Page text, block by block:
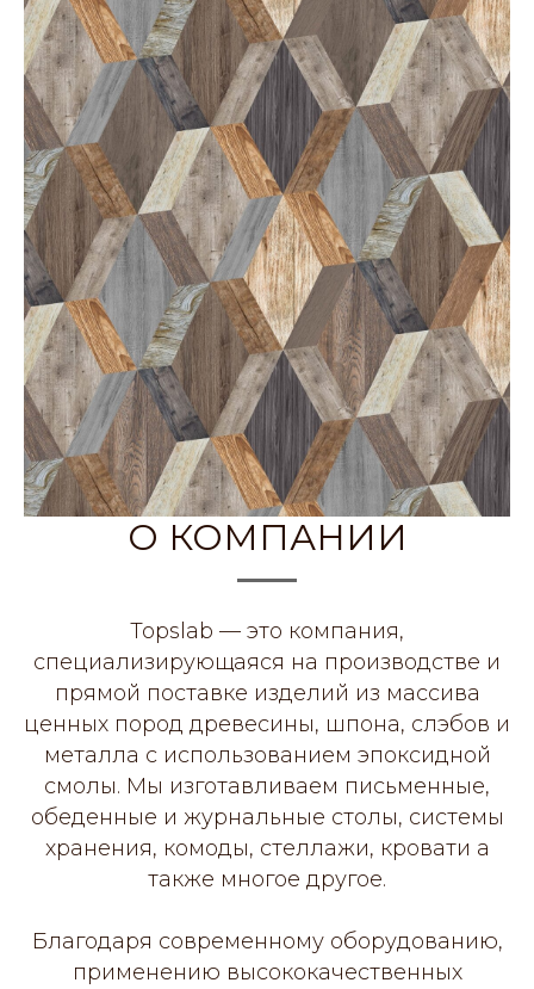
О КОМПАНИИ
Topslab — это компания,
специализирующаяся на производстве и
прямой поставке изделий из массива
ценных пород древесины, шпона, слэбов и
металла с использованием эпоксидной
смолы. Мы изготавливаем письменные,
обеденные и журнальные столы, системы
хранения, комоды, стеллажи, кровати а
также многое другое.
Благодаря современному оборудованию,
применению высококачественных